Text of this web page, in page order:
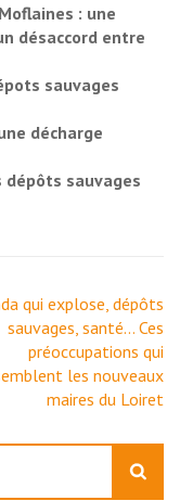
: une
désaccord entre
sauvages
décharge
dépôts sauvages
qui explose, dépôts
sauvages, santé… Ces
préoccupations qui
les nouveaux
maires du Loiret